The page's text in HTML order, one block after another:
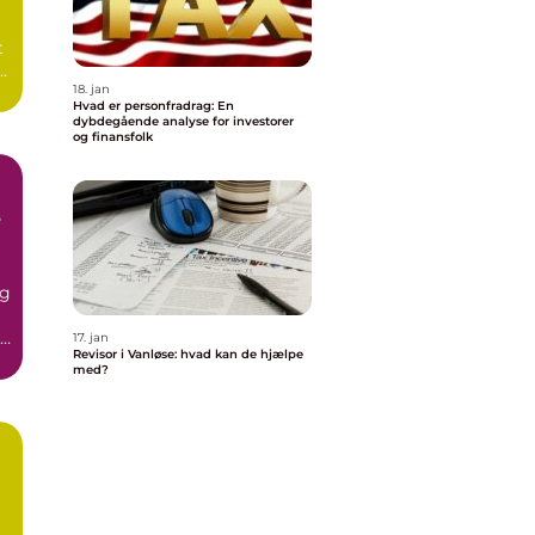
18. jan
Hvad er personfradrag: En
dybdegående analyse for investorer
og finansfolk
17. jan
Revisor i Vanløse: hvad kan de hjælpe
med?